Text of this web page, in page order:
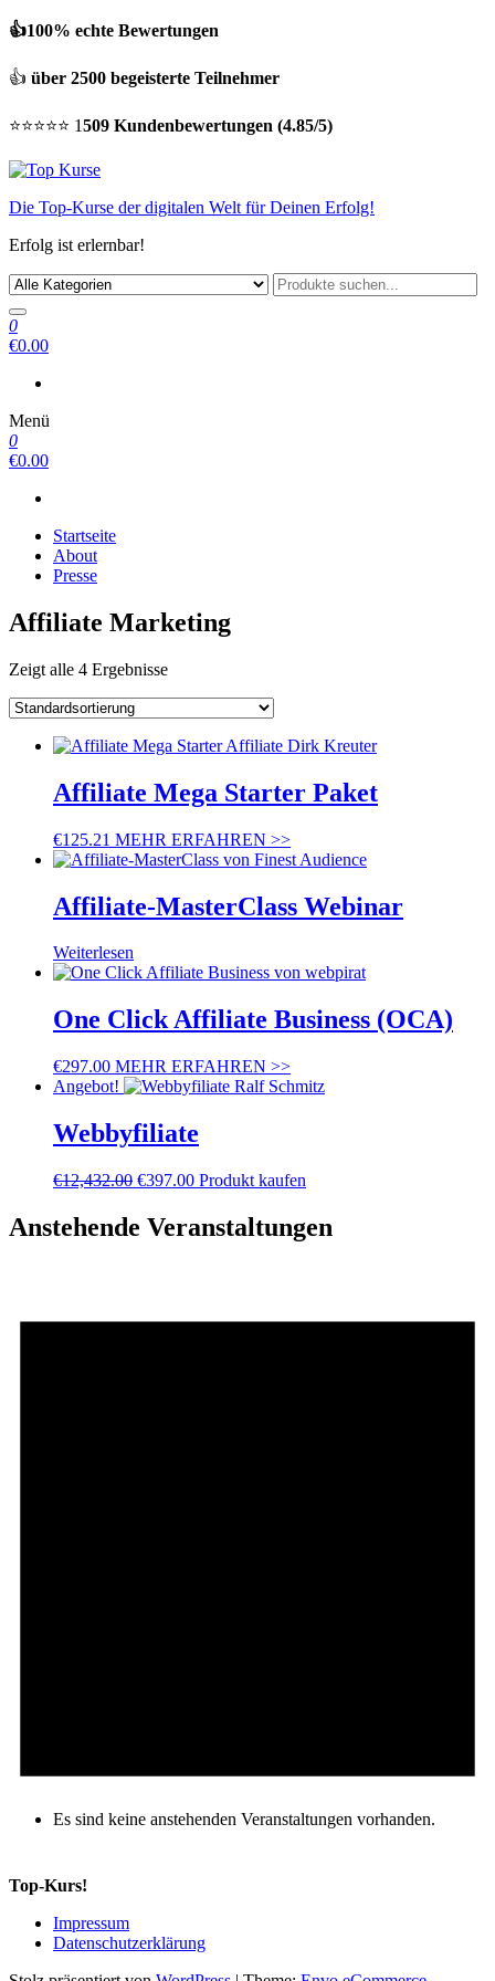
👍100% echte Bewertungen
👍 über 2500 begeisterte Teilnehmer
⭐⭐⭐⭐⭐ 1509 Kundenbewertungen (4.85/5)
Die Top-Kurse der digitalen Welt für Deinen Erfolg!
Erfolg ist erlernbar!
0
€0.00
Menü
0
€0.00
Startseite
About
Presse
Affiliate Marketing
Zeigt alle 4 Ergebnisse
Affiliate Mega Starter Paket
€125.21 MEHR ERFAHREN >>
Affiliate-MasterClass Webinar
Weiterlesen
One Click Affiliate Business (OCA)
€297.00 MEHR ERFAHREN >>
Angebot!
Webbyfiliate
€12,432.00 €397.00 Produkt kaufen
Anstehende Veranstaltungen
Es sind keine anstehenden Veranstaltungen vorhanden.
Top-Kurs!
Impressum
Datenschutzerklärung